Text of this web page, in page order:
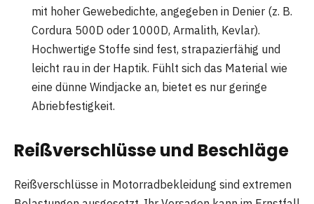
mit hoher Gewebedichte, angegeben in Denier (z. B.
Cordura 500D oder 1000D, Armalith, Kevlar).
Hochwertige Stoffe sind fest, strapazierfähig und
leicht rau in der Haptik. Fühlt sich das Material wie
eine dünne Windjacke an, bietet es nur geringe
Abriebfestigkeit.
Reißverschlüsse und Beschläge
Reißverschlüsse in Motorradbekleidung sind extremen